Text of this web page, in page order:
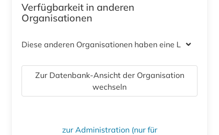
Verfügbarkeit in anderen
Organisationen
Diese anderen Organisationen haben eine Lizenz
Zur Datenbank-Ansicht der Organisation
wechseln
zur Administration (nur für